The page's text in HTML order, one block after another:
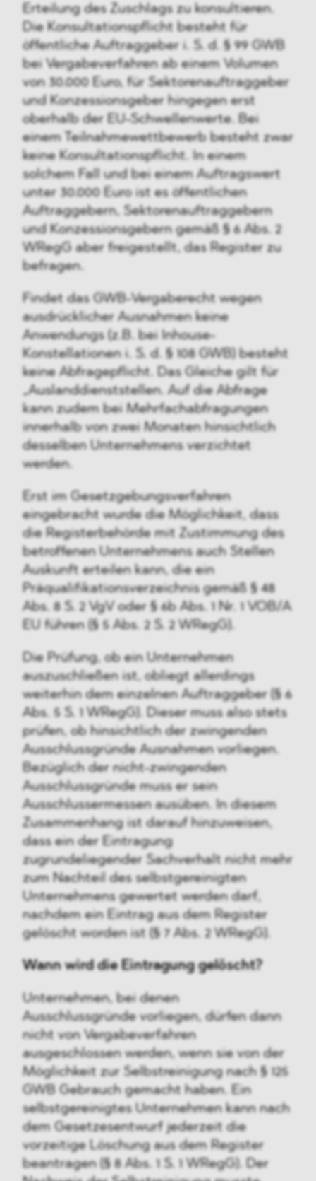
Erteilung des Zuschlags zu konsultieren.
Die Konsultationspflicht besteht für
öffentliche Auftraggeber i. S. d. § 99 GWB
bei Vergabeverfahren ab einem Volumen
von 30.000 Euro, für Sektorenauftraggeber
und Konzessionsgeber hingegen erst
oberhalb der EU-Schwellenwerte. Bei
einem Teilnahmewettbewerb besteht zwar
keine Konsultationspflicht. In einem
solchem Fall und bei einem Auftragswert
unter 30.000 Euro ist es öffentlichen
Auftraggebern, Sektorenauftraggebern
und Konzessionsgebern gemäß § 6 Abs. 2
WRegG aber freigestellt, das Register zu
befragen.
Findet das GWB-Vergaberecht wegen
ausdrücklicher Ausnahmen keine
Anwendungs (z.B. bei Inhouse-
Konstellationen i. S. d. § 108 GWB) besteht
keine Abfragepflicht. Das Gleiche gilt für
„Auslanddienststellen. Auf die Abfrage
kann zudem bei Mehrfachabfragungen
innerhalb von zwei Monaten hinsichtlich
desselben Unternehmens verzichtet
werden.
Erst im Gesetzgebungsverfahren
eingebracht wurde die Möglichkeit, dass
die Registerbehörde mit Zustimmung des
betroffenen Unternehmens auch Stellen
Auskunft erteilen kann, die ein
Präqualifikationsverzeichnis gemäß § 48
Abs. 8 S. 2 VgV oder § 6b Abs. 1 Nr. 1 VOB/A
EU führen (§ 5 Abs. 2 S. 2 WRegG).
Die Prüfung, ob ein Unternehmen
auszuschließen ist, obliegt allerdings
weiterhin dem einzelnen Auftraggeber (§ 6
Abs. 5 S. 1 WRegG). Dieser muss also stets
prüfen, ob hinsichtlich der zwingenden
Ausschlussgründe Ausnahmen vorliegen.
Bezüglich der nicht-zwingenden
Ausschlussgründe muss er sein
Ausschlussermessen ausüben. In diesem
Zusammenhang ist darauf hinzuweisen,
dass ein der Eintragung
zugrundeliegender Sachverhalt nicht mehr
zum Nachteil des selbstgereinigten
Unternehmens gewertet werden darf,
nachdem ein Eintrag aus dem Register
gelöscht worden ist (§ 7 Abs. 2 WRegG).
Wann wird die Eintragung gelöscht?
Unternehmen, bei denen
Ausschlussgründe vorliegen, dürfen dann
nicht von Vergabeverfahren
ausgeschlossen werden, wenn sie von der
Möglichkeit zur Selbstreinigung nach § 125
GWB Gebrauch gemacht haben. Ein
selbstgereinigtes Unternehmen kann nach
dem Gesetzesentwurf jederzeit die
vorzeitige Löschung aus dem Register
beantragen (§ 8 Abs. 1 S. 1 WRegG). Der